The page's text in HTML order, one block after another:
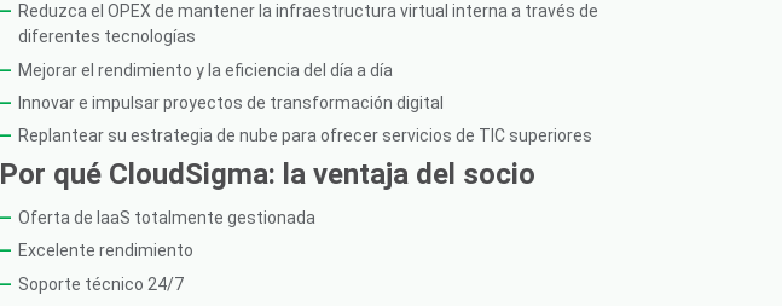
Reduzca el OPEX de mantener la infraestructura virtual interna a través de
diferentes tecnologías
Mejorar el rendimiento y la eficiencia del día a día
Innovar e impulsar proyectos de transformación digital
Replantear su estrategia de nube para ofrecer servicios de TIC superiores
Por qué CloudSigma: la ventaja del socio
Oferta de IaaS totalmente gestionada
Excelente rendimiento
Soporte técnico 24/7